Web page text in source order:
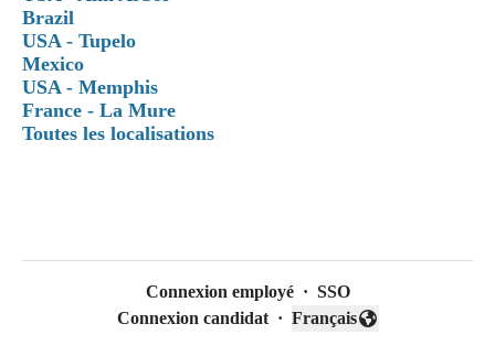
Brazil
USA - Tupelo
Mexico
USA - Memphis
France - La Mure
Toutes les localisations
Connexion employé · SSO
Connexion candidat ·
Changer la langue
Français